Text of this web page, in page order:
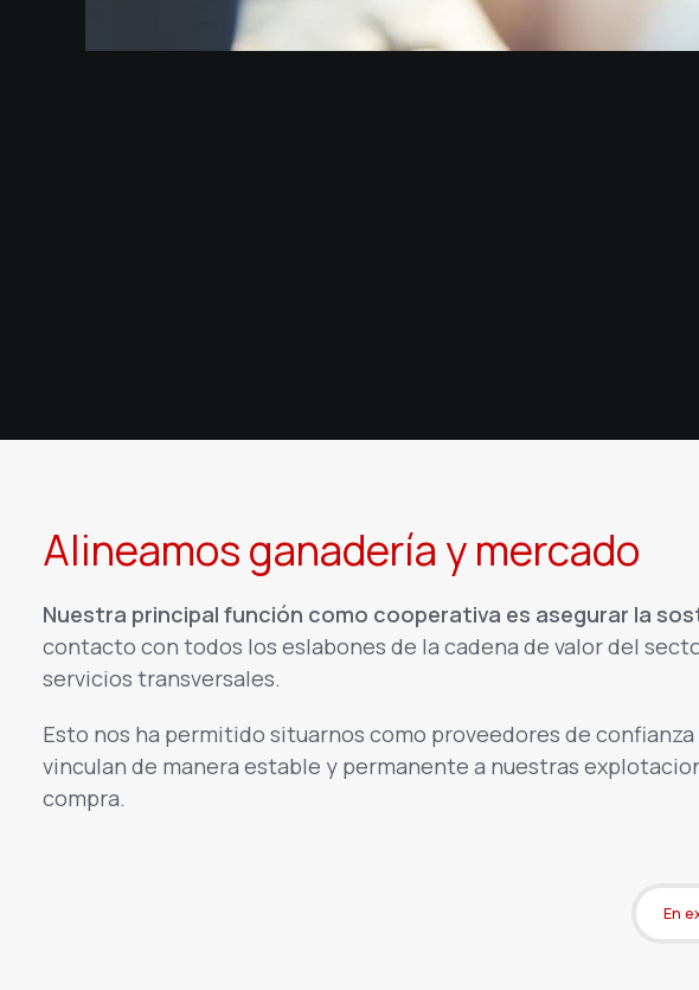
Alineamos ganadería y mercado
Nuestra principal función como cooperativa es asegurar la
contacto con todos los eslabones de la cadena de valor del
servicios transversales.
Esto nos ha permitido situarnos como proveedores de
vinculan de manera estable y permanente a nuestras
compra.
En